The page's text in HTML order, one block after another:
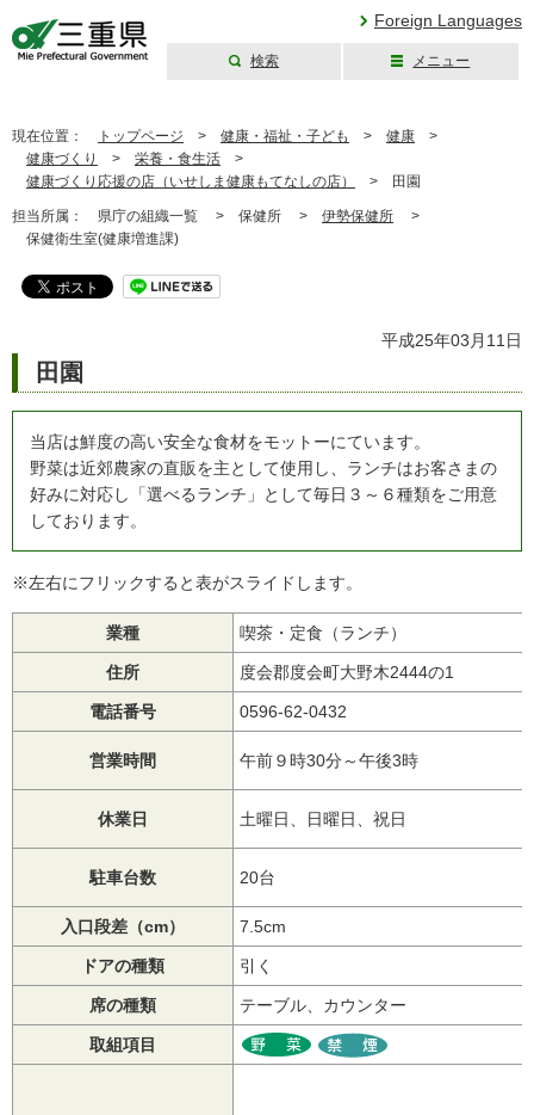
Foreign Languages
検索 メニュー
現在位置： トップページ > 健康・福祉・子ども > 健康 >
健康づくり
> 栄養・食生活 >
健康づくり応援の店（いせしま健康もてなしの店）
> 田園
担当所属： 県庁の組織一覧 > 保健所 > 伊勢保健所 >
保健衛生室(健康増進課)
平成25年03月11日
田園
当店は鮮度の高い安全な食材をモットーにています。
野菜は近郊農家の直販を主として使用し、ランチはお客さまの
好みに対応し「選べるランチ」として毎日３～６種類をご用意
しております。
※左右にフリックすると表がスライドします。
業種 喫茶・定食（ランチ）
住所 度会郡度会町大野木2444の1
電話番号 0596-62-0432
営業時間 午前９時30分～午後3時
休業日 土曜日、日曜日、祝日
駐車台数 20台
入口段差（cm） 7.5cm
ドアの種類 引く
席の種類 テーブル、カウンター
取組項目